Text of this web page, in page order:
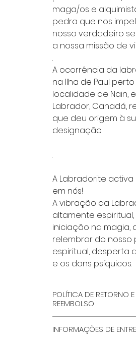
maga/os e
pedra que nos
nosso verdadeiro
a nossa missão de
.
A ocorrência da
na Ilha de Paul
localidade de Nain,
Labrador, Canadá,
que deu origem à
designação.
.
A Labradorite
em nós!
A vibração da
altamente
iniciação na magia,
relembrar do nosso
espiritual, desperta
e os dons psíquicos.
POLÍTICA DE RETORNO E
REEMBOLSO
PÁGINA ''TERMOS
INFORMAÇÕES DE